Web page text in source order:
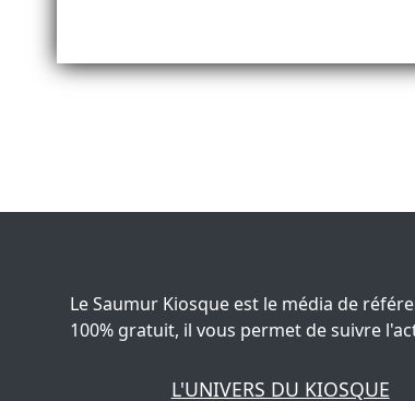
Le Saumur Kiosque est le média de
100% gratuit, il vous permet de suivre
L'UNIVERS DU KIOSQUE